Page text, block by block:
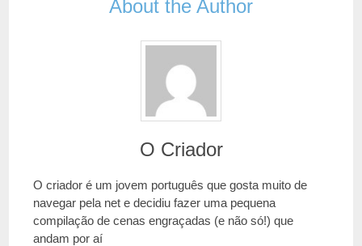
About the Author
O Criador
O criador é um jovem português que gosta muito de
navegar pela net e decidiu fazer uma pequena
compilação de cenas engraçadas (e não só!) que
andam por aí